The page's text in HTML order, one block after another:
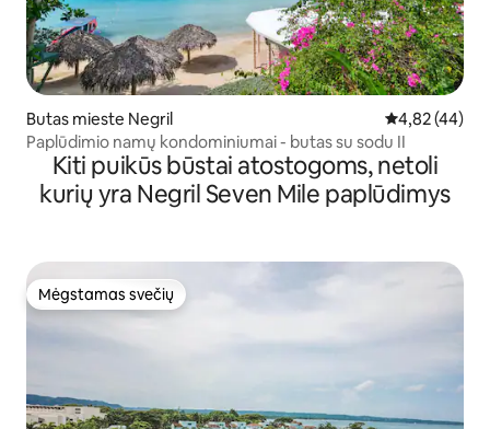
Butas mieste Negril Vidutinis
4,82 (44)
Paplūdimio namų kondominiumai - butas su sodu II
Kiti puikūs būstai atostogoms, netoli
kurių yra Negril Seven Mile paplūdimys
Mėgstamas svečių
Mėgstamas svečių